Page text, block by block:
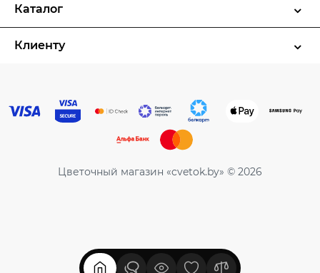
Каталог
Клиенту
Цветочный магазин «cvetok.by» © 2026